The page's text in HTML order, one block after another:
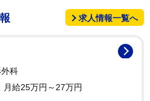
求人情報一覧へ
科
月給25万円～27万円